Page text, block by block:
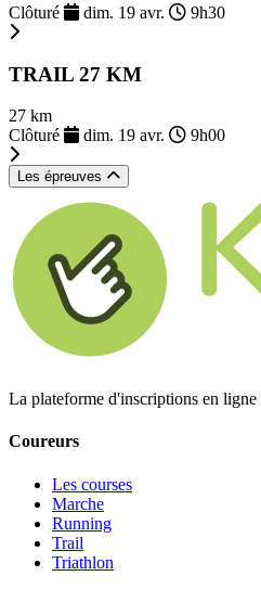
Clôturé
dim. 19 avr. 9h30
TRAIL 27 KM
27 km
Clôturé
dim. 19 avr. 9h00
Les épreuves
La plateforme d'inscriptions en ligne
Coureurs
Les courses
Marche
Running
Trail
Triathlon